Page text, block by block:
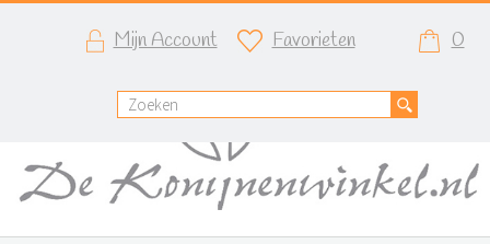
Mijn Account Favorieten 0